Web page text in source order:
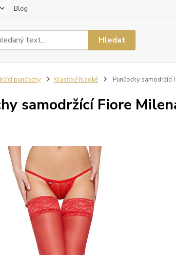
Blog
Hledat
punčochy Klasické hladké Punčochy samodržící
samodržící Fiore